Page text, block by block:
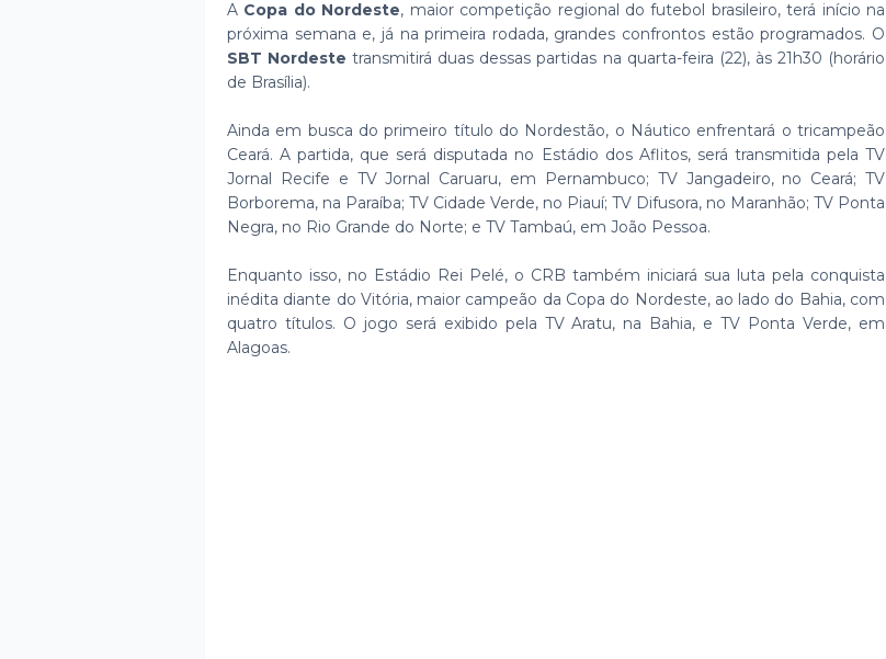
A Copa do Nordeste, maior competição regional do futebol brasileiro, terá início na
próxima semana e, já na primeira rodada, grandes confrontos estão programados. O
SBT Nordeste transmitirá duas dessas partidas na quarta-feira (22), às 21h30 (horário
de Brasília).
Ainda em busca do primeiro título do Nordestão, o Náutico enfrentará o tricampeão
Ceará. A partida, que será disputada no Estádio dos Aflitos, será transmitida pela TV
Jornal Recife e TV Jornal Caruaru, em Pernambuco; TV Jangadeiro, no Ceará; TV
Borborema, na Paraíba; TV Cidade Verde, no Piauí; TV Difusora, no Maranhão; TV Ponta
Negra, no Rio Grande do Norte; e TV Tambaú, em João Pessoa.
Enquanto isso, no Estádio Rei Pelé, o CRB também iniciará sua luta pela conquista
inédita diante do Vitória, maior campeão da Copa do Nordeste, ao lado do Bahia, com
quatro títulos. O jogo será exibido pela TV Aratu, na Bahia, e TV Ponta Verde, em
Alagoas.